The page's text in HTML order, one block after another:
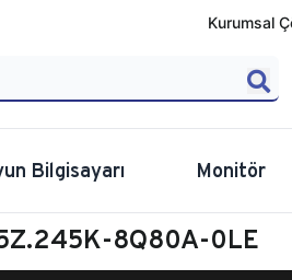
Kurumsal
Bilgisayarı Monitör
8Q80A-0LE